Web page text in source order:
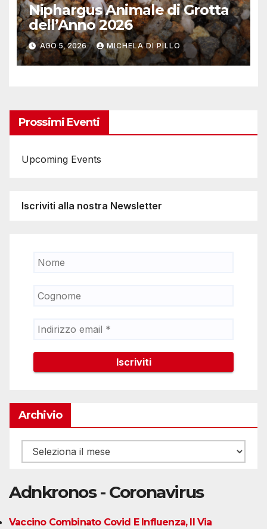
Niphargus Animale di Grotta
dell’Anno 2026
AGO 5, 2026 MICHELA DI PILLO
Prossimi Eventi
Upcoming Events
Iscriviti alla nostra Newsletter
Archivio
Archivio
Adnkronos - Coronavirus
Vaccino Combinato Covid E Influenza, Il Via